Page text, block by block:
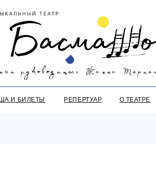
И БИЛЕТЫ РЕПЕРТУАР О ТЕАТРЕ